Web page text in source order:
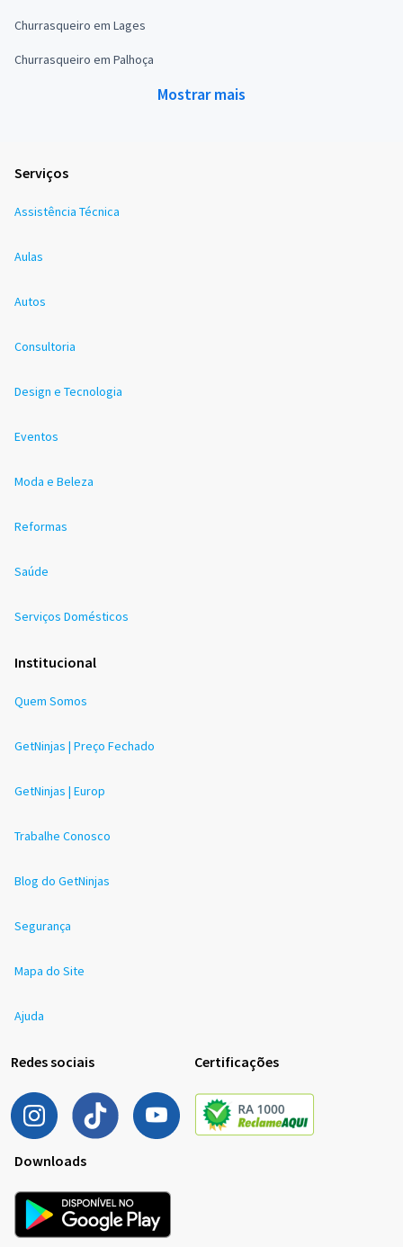
Churrasqueiro em Lages
Churrasqueiro em Palhoça
Mostrar mais
Serviços
Assistência Técnica
Aulas
Autos
Consultoria
Design e Tecnologia
Eventos
Moda e Beleza
Reformas
Saúde
Serviços Domésticos
Institucional
Quem Somos
GetNinjas | Preço Fechado
GetNinjas | Europ
Trabalhe Conosco
Blog do GetNinjas
Segurança
Mapa do Site
Ajuda
Redes sociais Certificações
Downloads